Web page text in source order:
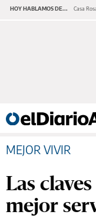
HOY HABLAMOS DE... Casa
MEJOR VIVIR
Las
mejor